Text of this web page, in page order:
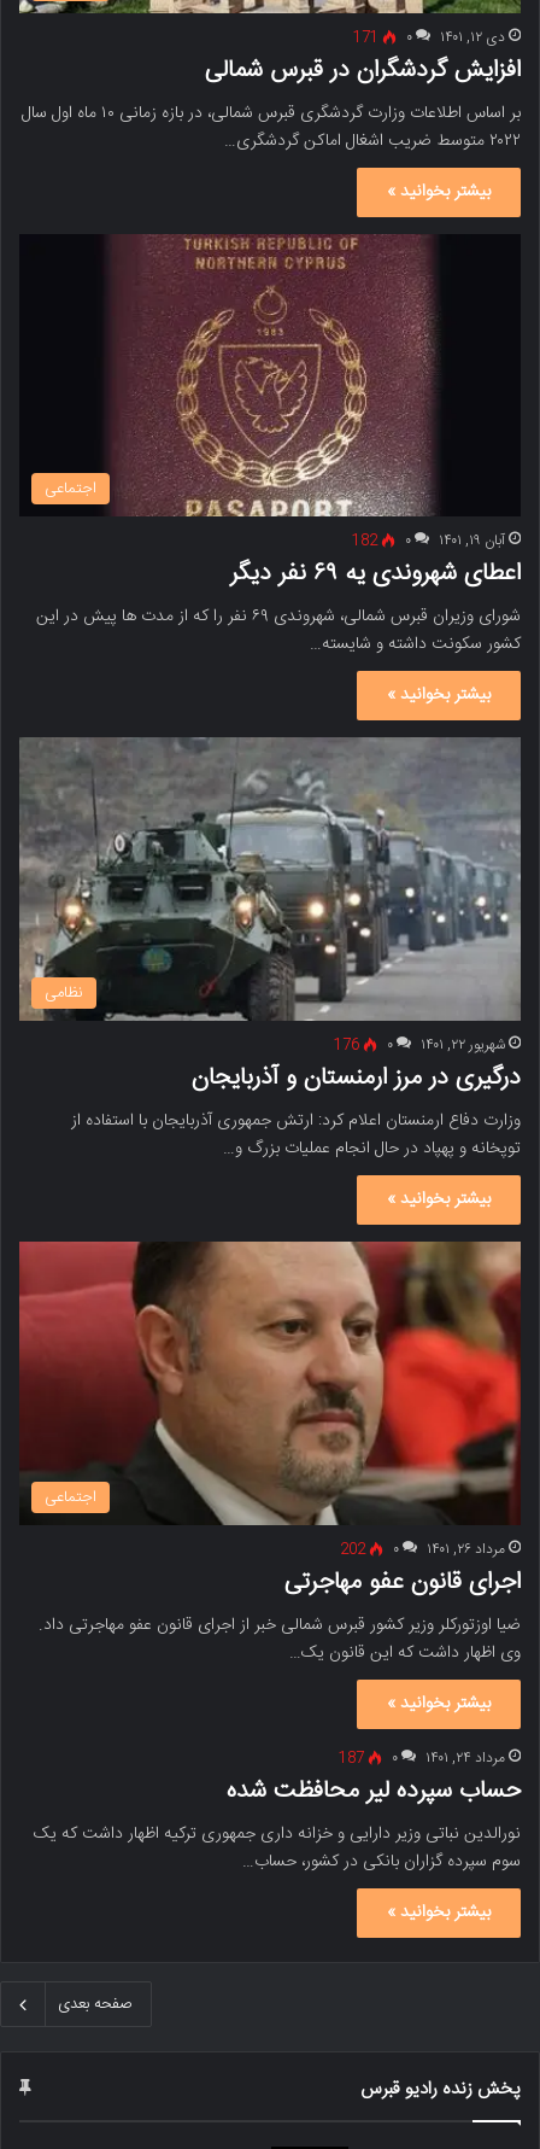
دی ۱۲, ۱۴۰۱ ۰ 171
افزایش گردشگران در قبرس شمالی
بر اساس اطلاعات وزارت گردشگری قبرس شمالی، در بازه زمانی ۱۰ ماه اول سال
۲۰۲۲ متوسط ​​ضریب اشغال اماکن گردشگری…
بیشتر بخوانید »
اجتماعی
آبان ۱۹, ۱۴۰۱ ۰ 182
اعطای شهروندی یه ۶۹ نفر دیگر
شورای وزیران قبرس شمالی، شهروندی ۶۹ نفر را که از مدت ها پیش در این
کشور سکونت داشته و شایسته…
بیشتر بخوانید »
نظامی
شهریور ۲۲, ۱۴۰۱ ۰ 176
درگیری در مرز ارمنستان و آذربایجان
وزارت دفاع ارمنستان اعلام کرد: ارتش جمهوری آذربایجان با استفاده از
توپخانه و پهپاد در حال انجام عملیات بزرگ و…
بیشتر بخوانید »
اجتماعی
مرداد ۲۶, ۱۴۰۱ ۰ 202
اجرای قانون عفو مهاجرتی
ضیا اوزتورکلر وزیر کشور قبرس شمالی خبر از اجرای قانون عفو مهاجرتی داد.
وی اظهار داشت که این قانون یک…
بیشتر بخوانید »
مرداد ۲۴, ۱۴۰۱ ۰ 187
حساب سپرده لیر محافظت شده
نورالدین نباتی وزیر دارایی و خزانه داری جمهوری ترکیه اظهار داشت که یک
سوم سپرده گزاران بانکی در کشور، حساب…
بیشتر بخوانید »
صفحه بعدی
پخش زنده رادیو قبرس